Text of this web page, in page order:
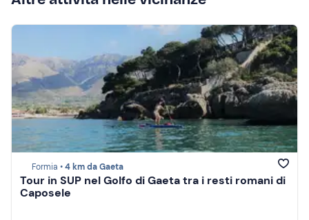
Formia •4 km da Gaeta
Tour in SUP nel Golfo di Gaeta tra i resti romani di
Caposele